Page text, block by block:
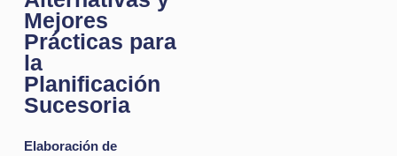
Mejores
Prácticas para
la
Planificación
Sucesoria
Elaboración de